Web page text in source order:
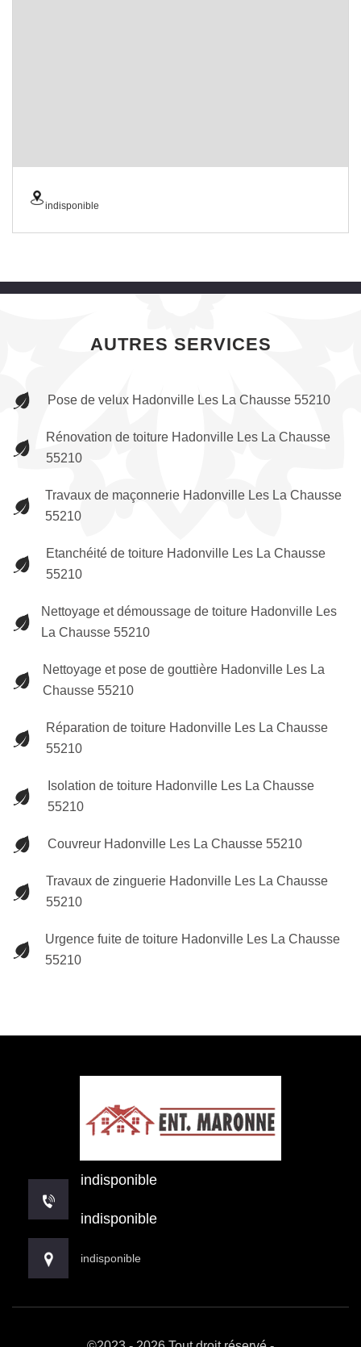
indisponible
AUTRES SERVICES
Pose de velux Hadonville Les La Chausse 55210
Rénovation de toiture Hadonville Les La Chausse
55210
Travaux de maçonnerie Hadonville Les La Chausse
55210
Etanchéité de toiture Hadonville Les La Chausse
55210
Nettoyage et démoussage de toiture Hadonville Les
La Chausse 55210
Nettoyage et pose de gouttière Hadonville Les La
Chausse 55210
Réparation de toiture Hadonville Les La Chausse
55210
Isolation de toiture Hadonville Les La Chausse
55210
Couvreur Hadonville Les La Chausse 55210
Travaux de zinguerie Hadonville Les La Chausse
55210
Urgence fuite de toiture Hadonville Les La Chausse
55210
indisponible
indisponible
indisponible